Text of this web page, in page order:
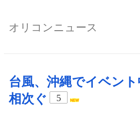
オリコンニュース
台風、沖縄でイベン
相次ぐ
5